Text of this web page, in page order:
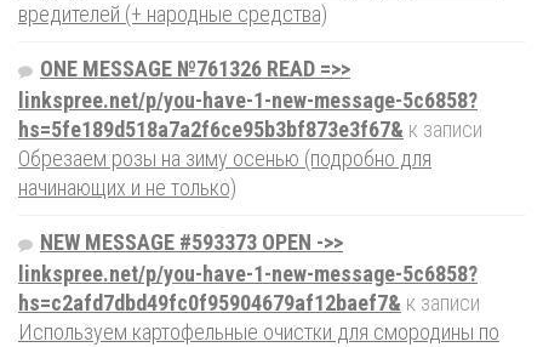
вредителей (+ народные средства)
ONE MESSAGE №761326 READ =>>
linkspree.net/p/you-have-1-new-message-5c6858?
hs=5fe189d518a7a2f6ce95b3bf873e3f67& к записи
Обрезаем розы на зиму осенью (подробно для
начинающих и не только)
NEW MESSAGE #593373 OPEN ->>
linkspree.net/p/you-have-1-new-message-5c6858?
hs=c2afd7dbd49fc0f95904679af12baef7& к записи
Используем картофельные очистки для смородины по